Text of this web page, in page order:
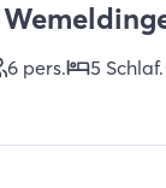
6 pers. 5 Schlaf.